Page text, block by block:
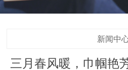
新闻中
三月春风暖，巾帼